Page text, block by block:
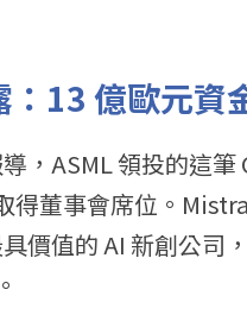
：13 億歐元
，ASML 領投的這
得董事會席位。
價值的 AI 新創公司